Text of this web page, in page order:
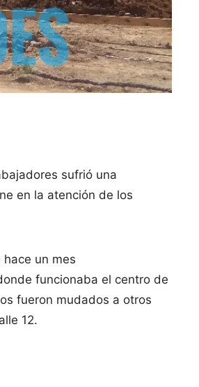
sufrió una
en la atención de los
un mes
funcionaba el centro de
fueron mudados a otros
12.